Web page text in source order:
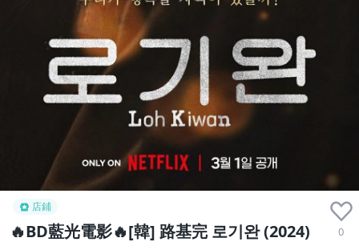
店鋪
🔥BD藍光電影🔥[韓] 路基完 로기완 (2024) 0